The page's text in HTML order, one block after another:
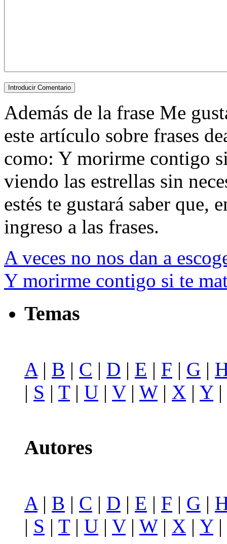
Además de la frase Me
este artículo sobre frases
como: Y morirme contigo
viendo las estrellas sin
estés te gustará saber que,
ingreso a las frases.
A veces no nos dan a
Y morirme contigo si te
Temas
A | B | C | D | E | F | G |
| S | T| U | V| W| X | Y|
Autores
A| B | C | D | E | F | G |
| S | T| U | V| W| X | Y|